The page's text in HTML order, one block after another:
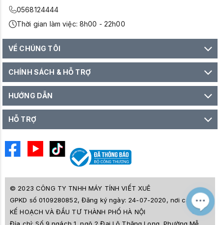
0568124444
Thời gian làm việc: 8h00 - 22h00
VỀ CHÚNG TÔI
CHÍNH SÁCH & HỖ TRỢ
HƯỚNG DẪN
HỖ TRỢ
© 2023 CÔNG TY TNHH MÁY TÍNH VIẾT XUÊ
GPKD số 0109280852, Đăng ký ngày: 24-07-2020, nơi cấp SỞ
KẾ HOẠCH VÀ ĐẦU TƯ THÀNH PHỐ HÀ NỘI